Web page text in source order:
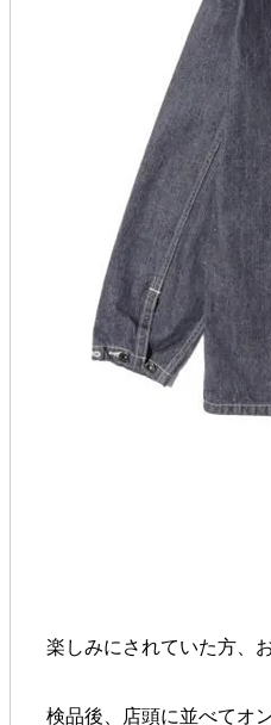
楽しみにされていた方、
検品後、店頭に並べてオ